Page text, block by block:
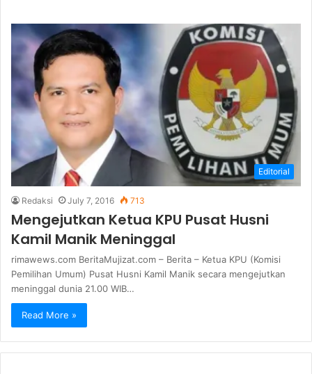
Editorial
Redaksi July 7, 2016 713
Mengejutkan Ketua KPU Pusat Husni
Kamil Manik Meninggal
rimawews.com BeritaMujizat.com – Berita – Ketua KPU (Komisi
Pemilihan Umum) Pusat Husni Kamil Manik secara mengejutkan
meninggal dunia 21.00 WIB…
Read More »